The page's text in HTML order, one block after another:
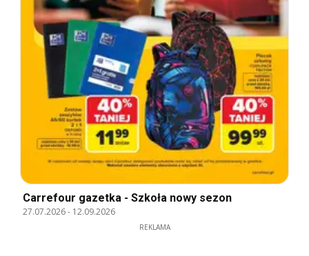
Carrefour gazetka - Szkoła nowy sezon
27.07.2026- 12.09.2026
REKLAMA